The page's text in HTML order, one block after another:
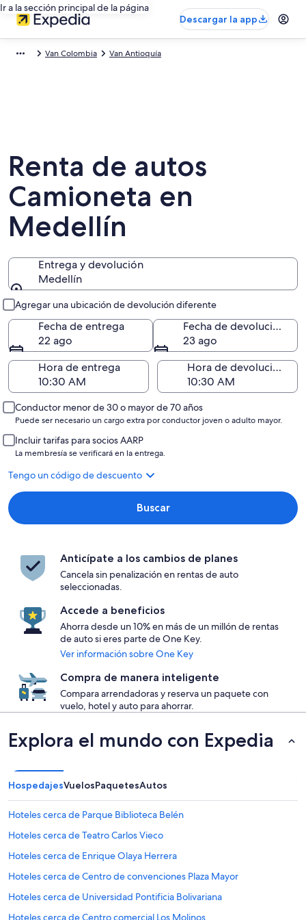
Ir a la sección principal de la página
Descargar la app
Van Colombia Van Antioquía
Renta de autos
Camioneta en
Medellín
Entrega y devolución
Medellín
Agregar una ubicación de devolución diferente
Fecha de entrega
22 ago
Fecha de devolución
23 ago
Hora de entrega
Hora de devolución
Conductor menor de 30 o mayor de 70 años
Puede ser necesario un cargo extra por conductor joven o adulto mayor.
Incluir tarifas para socios AARP
La membresía se verificará en la entrega.
Tengo un código de descuento
Buscar
Anticípate a los cambios de planes
Cancela sin penalización en rentas de auto
seleccionadas.
Accede a beneficios
Ahorra desde un 10% en más de un millón de rentas
de auto si eres parte de One Key.
Ver información sobre One Key
Compra de manera inteligente
Compara arrendadoras y reserva un paquete con
vuelo, hotel y auto para ahorrar.
Explora el mundo con Expedia
HospedajesVuelosPaquetesAutos
Hoteles cerca de Parque Biblioteca Belén
Hoteles cerca de Teatro Carlos Vieco
Hoteles cerca de Enrique Olaya Herrera
Hoteles cerca de Centro de convenciones Plaza Mayor
Hoteles cerca de Universidad Pontificia Bolivariana
Hoteles cerca de Centro comercial Los Molinos